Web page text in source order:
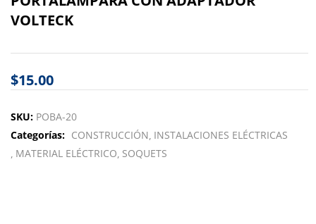
VOLTECK
$15.00
SKU: POBA-20
Categorías: CONSTRUCCIÓN INSTALACIONES ELÉCTRICAS
MATERIAL ELÉCTRICO SOQUETS